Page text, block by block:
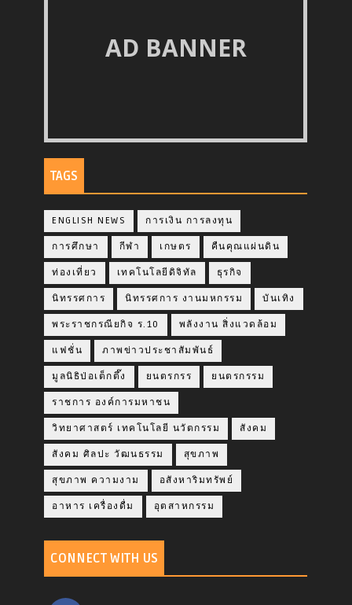
AD BANNER
TAGS
ENGLISH NEWS การเงิน การลงทุน
การศึกษา กีฬา เกษตร คืนคุณแผ่นดิน
ท่องเที่ยว เทคโนโลยีดิจิทัล ธุรกิจ
นิทรรศการ นิทรรศการ งานมหกรรม บันเทิง
พระราชกรณียกิจ ร.10 พลังงาน สิ่งแวดล้อม
แฟชั่น ภาพข่าวประชาสัมพันธ์
มูลนิธิป่อเต็กตึ๊ง ยนตรกรร ยนตรกรรม
ราชการ องค์การมหาชน
วิทยาศาสตร์ เทคโนโลยี นวัตกรรม สังคม
สังคม ศิลปะ วัฒนธรรม สุขภาพ
สุขภาพ ความงาม อสังหาริมทรัพย์
อาหาร เครื่องดื่ม อุตสาหกรรม
CONNECT WITH US